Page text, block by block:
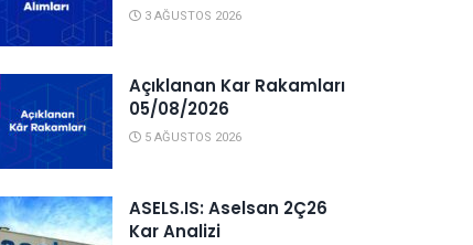
3 AĞUSTOS 2026
Açıklanan Kar Rakamları
05/08/2026
5 AĞUSTOS 2026
ASELS.IS: Aselsan 2Ç26
Kar Analizi